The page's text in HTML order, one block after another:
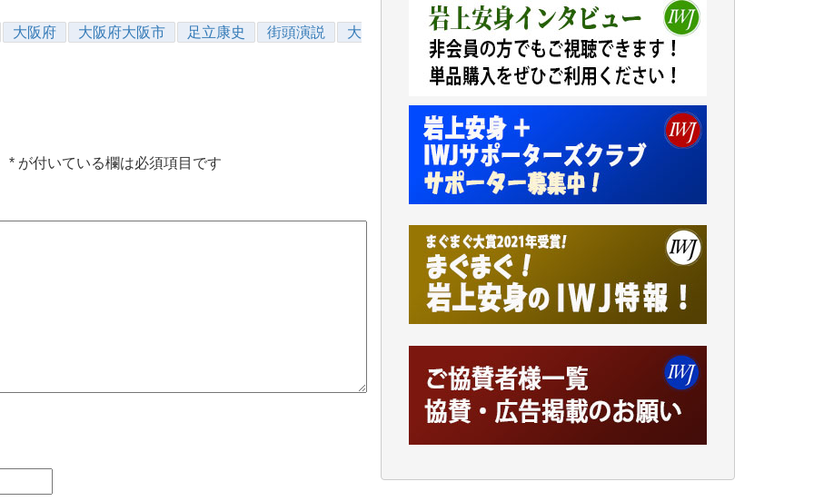
大阪府 大阪府大阪市 足立康史 街頭演説 大
* が付いている欄は必須項目です
小池説夫 様
アオキカナメ 様
諸般の事情によりIWJ会費払えず今は非会員
ンをよく拝見しております。コンテンツが失
われるのはあまりにもったいない。少しでも
お役立てください。（H.O.様）
今日、僅かですがカンパしました。（T.M.
様）
今日、僅かですがカンパしました。IWJの危
機を乗り切るには到底及ばない額ですが病気
の妻を抱えている私にとっては精一杯のカン
パです。
かねてよりIWJが発してきた膨大な取材記事
や解説記事、そして各界の方々とのインタビ
ューは大袈裟ではなく、極めて重要な知的財
産だと思っています。